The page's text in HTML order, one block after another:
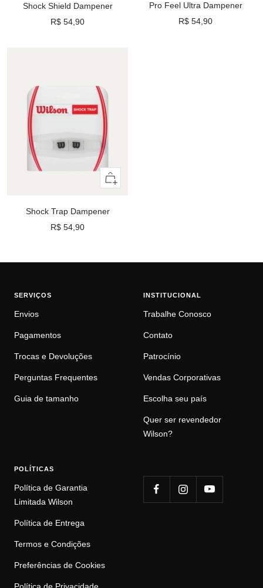
Shock Shield Dampener
Preço
R$ 54,90
Pro Feel Ultra Dampener
Preço
R$ 54,90
Adicionar
Shock Trap Dampener
Preço
R$ 54,90
SERVIÇOS
Envios
Pagamentos
Trocas e Devoluções
Perguntas Frequentes
Guia de tamanho
INSTITUCIONAL
Trabalhe Conosco
Contato
Patrocínio
Vendas Corporativas
Escolha seu país
Quer ser revendedor
Wilson?
POLÍTICAS
Política de Garantia
Limitada Wilson
Política de Entrega
Termos e Condições
Preferências de Cookies